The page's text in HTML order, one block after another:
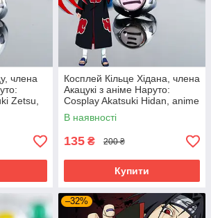
члена
Zetsu,
Косплей Кільце Хідана, члена
Акацукі з аніме Наруто:
Cosplay Akatsuki Hidan, anime
Naruto
В наявності
135 ₴ 200 ₴
Купити
–32%